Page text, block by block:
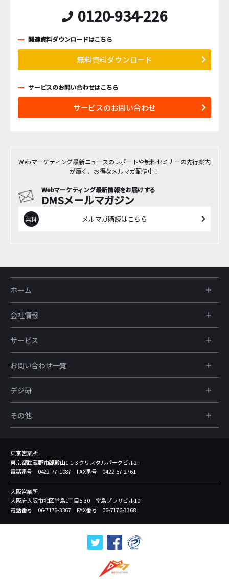
0120-934-226
関連資料ダウンロードはこちら
無料資料ダウンロード
サービスのお問い合わせはこちら
サービスのお問い合わせ
Webマーケティング最新ニュースのレポートや無料セミナーの先行案内
が届く、お得なメルマガ配信中！
Webマーケティング最新情報をお届けする
DMSメールマガジン
メルマガ購読はこちら
ホーム
会社情報
サービス
お問い合わせ一覧
デジ研
その他
東京営業所
東京都武蔵野市御殿山1-1-3 クリスタルパークビル2F
電話番号 0422-77-1087 FAX番号 0422-57-2761
大阪営業所
大阪府大阪市北区堂島1丁目5-30 堂島プラザビル10F
電話番号 06-7176-3367 FAX番号 06-7176-3368